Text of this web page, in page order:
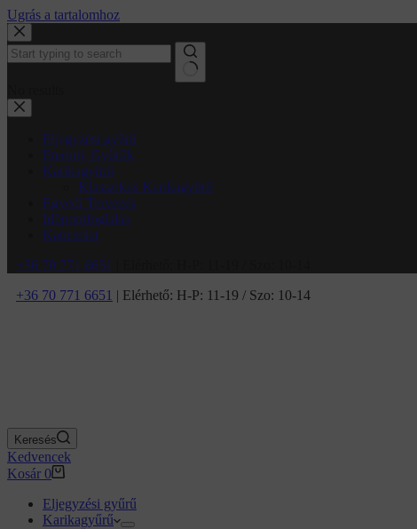
Ugrás a tartalomhoz
Eljegyzési gyűrű
Eternity Gyűrűk
Karikagyűrű
Klasszikus Karikagyűrű
Egyedi Tervezés
Időpontfoglalás
Kapcsolat
+36 70 771 6651
+36 70 771 6651 | Elérhető: H-P: 11-19 / Szo: 10-14
Keresés
Kedvencek
Kosár 0
Eljegyzési gyűrű
Karikagyűrű